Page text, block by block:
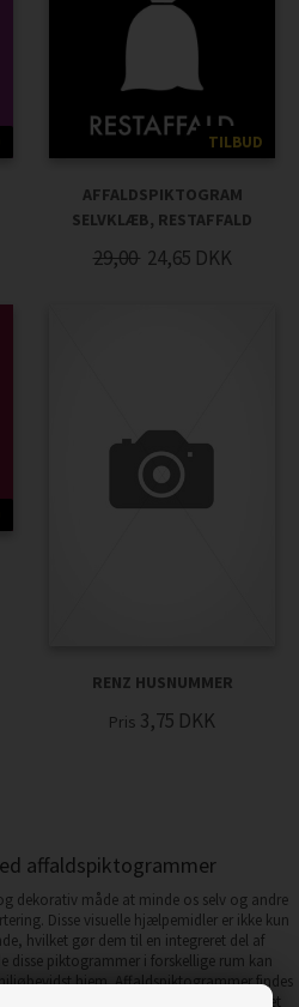
TILBUD
AFFALDSPIKTOGRAM
SELVKLÆB, RESTAFFALD
29,00 24,65 DKK
RENZ HUSNUMMER
Pris 3,75 DKK
affaldspiktogrammer
dekorativ måde at minde os selv og andre
Disse visuelle hjælpemidler er ikke kun
hvilket gør dem til en integreret del af
disse piktogrammer i forskellige rum kan
hjem. Affaldspiktogrammer findes
til enhver smag og indretningsstil, hvilket